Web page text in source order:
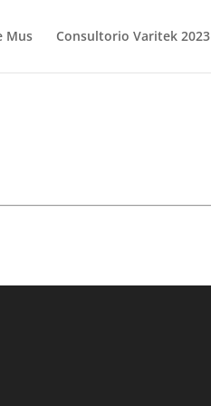
Mus Consultorio Varitek 2023